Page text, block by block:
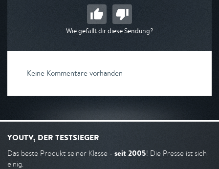
Wie gefällt dir diese Sendung?
Keine Kommentare vorhanden
YOUTV, DER TESTSIEGER
Das beste Produkt seiner Klasse - seit 2005! Die Presse ist sich
einig.